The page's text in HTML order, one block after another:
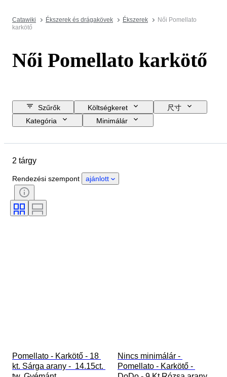
Catawiki Ékszerek és drágakövek Ékszerek
Női Pomellato
karkötő
Női Pomellato karkötő
Szűrők Költségkeret
尺寸
Kategória
Minimálár
Country of origin
Állapot
Tanúsítvány
Finomság
Vágás
Színtartomány
2 tárgy
Rendezési szempont ajánlott
Pomellato - Karkötő - 18
kt. Sárga arany -  14.15ct.
Nincs minimálár -
Pomellato - Karkötő -